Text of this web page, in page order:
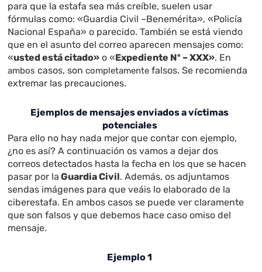
para que la estafa sea más creíble, suelen usar
fórmulas como: «Guardia Civil –Benemérita», «Policía
Nacional España» o parecido. También se está viendo
que en el asunto del correo aparecen mensajes como:
«usted está citado» o «Expediente Nº – XXX». En
ambos casos, soncompletamente falsos. Se recomienda
extremar las precauciones.
Ejemplos de mensajes enviados a víctimas
potenciales
Para ello no hay nada mejor que contar con ejemplo,
¿no es así? A continuación os vamos a dejar dos
correos detectados hasta la fecha en los que se hacen
pasar por la Guardia Civil. Además, os adjuntamos
sendas imágenes para que veáis lo elaborado de la
ciberestafa. En ambos casos se puede ver claramente
que son falsos y que debemos hace caso omiso del
mensaje.
Ejemplo 1